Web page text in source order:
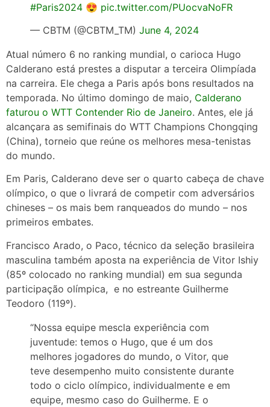
#Paris2024 😍 pic.twitter.com/PUocvaNoFR
— CBTM (@CBTM_TM) June 4, 2024
Atual número 6 no ranking mundial, o carioca Hugo
Calderano está prestes a disputar a terceira Olimpíada
na carreira. Ele chega a Paris após bons resultados na
temporada. No último domingo de maio, Calderano
faturou o WTT Contender Rio de Janeiro. Antes, ele já
alcançara as semifinais do WTT Champions Chongqing
(China), torneio que reúne os melhores mesa-tenistas
do mundo.
Em Paris, Calderano deve ser o quarto cabeça de chave
olímpico, o que o livrará de competir com adversários
chineses – os mais bem ranqueados do mundo – nos
primeiros embates.
Francisco Arado, o Paco, técnico da seleção brasileira
masculina também aposta na experiência de Vitor Ishiy
(85º colocado no ranking mundial) em sua segunda
participação olímpica, e no estreante Guilherme
Teodoro (119º).
“Nossa equipe mescla experiência com
juventude: temos o Hugo, que é um dos
melhores jogadores do mundo, o Vitor, que
teve desempenho muito consistente durante
todo o ciclo olímpico, individualmente e em
equipe, mesmo caso do Guilherme. E o